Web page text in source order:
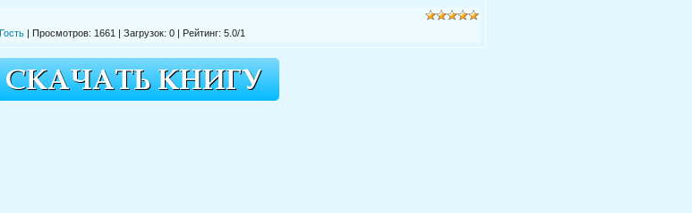
Гость Просмотров: 1661 | Загрузок: 0 | Рейтинг: 5.0/1